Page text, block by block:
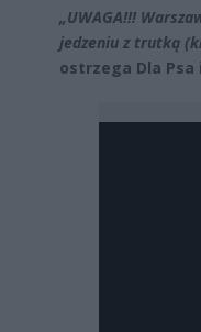
„UWAGA!!!
jedzeniu z trutką
ostrzega Dla